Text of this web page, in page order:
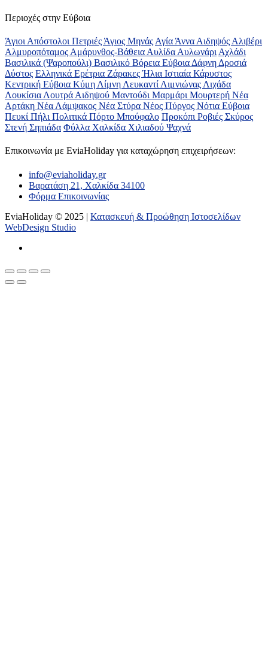
Περιοχές στην Εύβοια
Άγιοι Απόστολοι Πετριές Άγιος Μηνάς Αγία Άννα Αιδηψός Αλιβέρι
Αλμυροπόταμος Αμάρυνθος-Βάθεια Αυλίδα Αυλωνάρι Αχλάδι
Βασιλικά (Ψαροπούλι) Βασιλικό Βόρεια Εύβοια Δάφνη Δροσιά
Δύστος Ελληνικά Ερέτρια ΖάρακεςΉλια Ιστιαία Κάρυστος
Κεντρική Εύβοια Κύμη Λίμνη Λευκαντί Λιμνιώνας Λιχάδα
Λουκίσια Λουτρά Αιδηψού Μαντούδι Μαρμάρι Μουρτερή Νέα
Αρτάκη Νέα Λάμψακος Νέα Στύρα Νέος Πύργος Νότια Εύβοια
Πευκί Πήλι Πολιτικά Πόρτο Μπούφαλο Προκόπι Ροβιές Σκύρος
Στενή Σηπιάδα Φύλλα Χαλκίδα Χιλιαδού Ψαχνά
Επικοινωνία με ΕviaHoliday για καταχώρηση επιχειρήσεων:
info@eviaholiday.gr
Βαρατάση 21, Χαλκίδα 34100
Φόρμα Επικοινωνίας
EviaHoliday © 2025 | Κατασκευή & Προώθηση Ιστοσελίδων
WebDesign Studio